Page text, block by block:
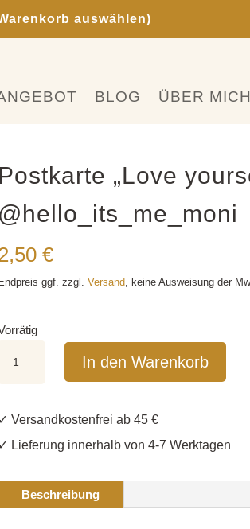
auswählen)
BLOG ÜBER MICH
Postkarte „Love
@hello_its_me_moni
€
Endpreis ggf. zzgl. Versand, keine Ausweisung der
"Love
@hello_its_me_moni
In den Warenkorb
✓ Versandkostenfrei ab 45 €
✓ Lieferung innerhalb von 4-7 Werktagen
Beschreibung